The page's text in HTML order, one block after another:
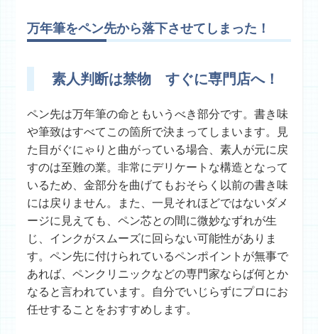
万年筆をペン先から落下させてしまった！
素人判断は禁物 すぐに専門店へ！
ペン先は万年筆の命ともいうべき部分です。書き味
や筆致はすべてこの箇所で決まってしまいます。見
た目がぐにゃりと曲がっている場合、素人が元に戻
すのは至難の業。非常にデリケートな構造となって
いるため、金部分を曲げてもおそらく以前の書き味
には戻りません。また、一見それほどではないダメ
ージに見えても、ペン芯との間に微妙なずれが生
じ、インクがスムーズに回らない可能性がありま
す。ペン先に付けられているペンポイントが無事で
あれば、ペンクリニックなどの専門家ならば何とか
なると言われています。自分でいじらずにプロにお
任せすることをおすすめします。